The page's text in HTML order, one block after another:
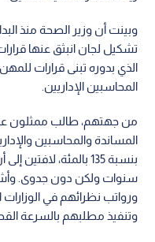
وبينت أن وزير الصحة منذ
تشكيل لجان انبثق عنها
الذي بدوره تبنى قرارات
المحاسبين الإداريين.
من جهتهم، طالب ممثلون
المساندة والمحاسبين
بنسبة 135 بالمئة،
سنوات ولكن دون جدوى.
ورواتب نظرائهم في الوزارات
وتنفيذ مطلبهم بالسرعة